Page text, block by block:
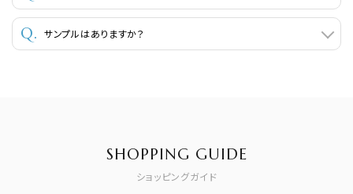
サンプルはありますか？
SHOPPING GUIDE
ショッピングガイド